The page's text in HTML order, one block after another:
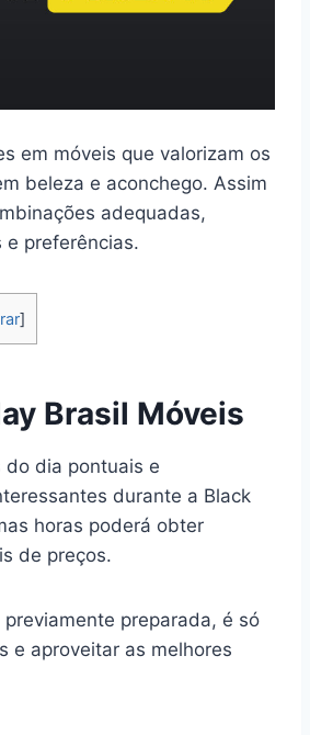
em móveis que valorizam os
beleza e aconchego. Assim
adequadas,
e preferências.
]
Brasil Móveis
do dia pontuais e
durante a Black
horas poderá obter
de preços.
preparada, é só
e aproveitar as melhores